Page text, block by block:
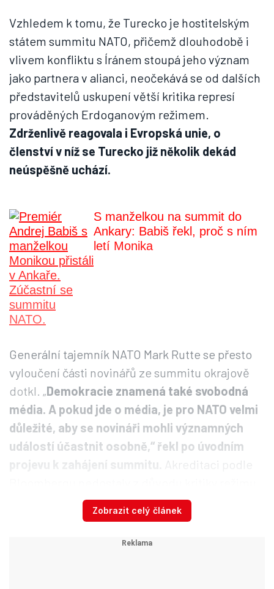
Vzhledem k tomu, že Turecko je hostitelským
státem summitu NATO, přičemž dlouhodobě i
vlivem konfliktu s Íránem stoupá jeho význam
jako partnera v alianci, neočekává se od dalších
představitelů uskupení větší kritika represí
prováděných Erdoganovým režimem.
Zdrženlivě reagovala i Evropská unie, o
členství v níž se Turecko již několik dekád
neúspěšně uchází.
S manželkou na summit do
Ankary: Babiš řekl, proč s ním
letí Monika
Generální tajemník NATO Mark Rutte se přesto
vyloučení části novinářů ze summitu okrajově
dotkl. „Demokracie znamená také svobodná
média. A pokud jde o média, je pro NATO velmi
důležité, aby se novináři mohli významných
událostí účastnit osobně,“ řekl po úvodním
projevu k zahájení summitu.
Akreditaci podle
či vazeb na opozici desítky tureckých novinářů.
Severoatlantická aliance k vydávání akreditací
uvedla, že vycházela z hodnocení jednotlivců
Zobrazit celý článek